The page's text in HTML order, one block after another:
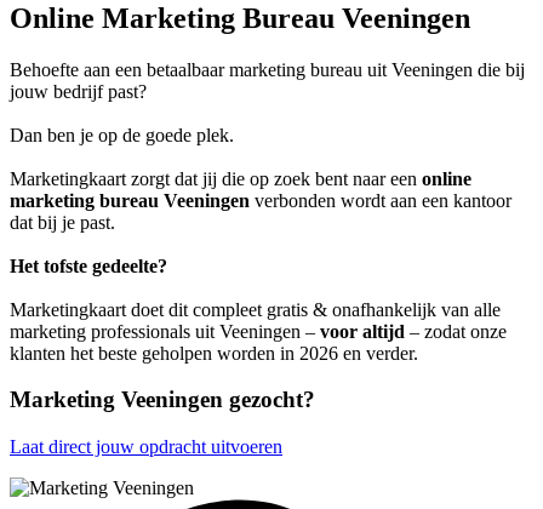
Online Marketing Bureau Veeningen
Behoefte aan een betaalbaar marketing bureau uit Veeningen die bij
jouw bedrijf past?
Dan ben je op de goede plek.
Marketingkaart zorgt dat jij die op zoek bent naar een online
marketing bureau Veeningen verbonden wordt aan een kantoor
dat bij je past.
Het tofste gedeelte?
Marketingkaart doet dit compleet gratis & onafhankelijk van alle
marketing professionals uit Veeningen – voor altijd – zodat onze
klanten het beste geholpen worden in 2026 en verder.
Marketing Veeningen gezocht?
Laat direct jouw opdracht uitvoeren